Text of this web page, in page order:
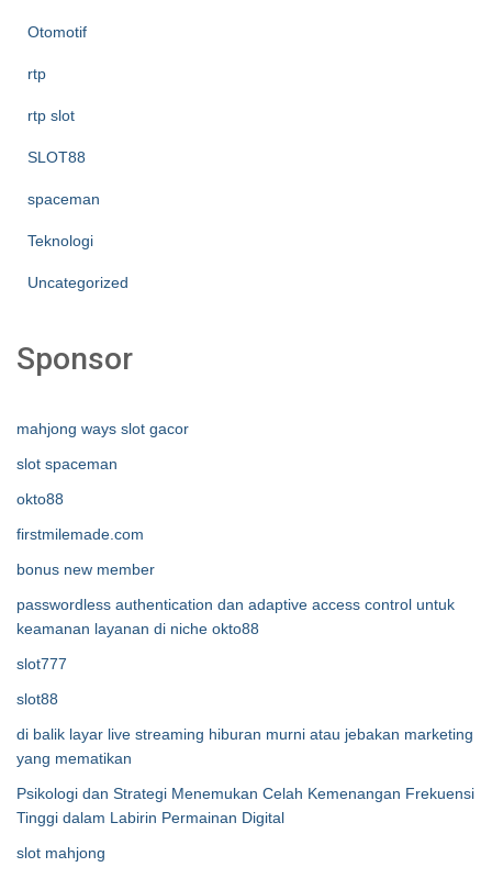
Otomotif
rtp
rtp slot
SLOT88
spaceman
Teknologi
Uncategorized
Sponsor
mahjong ways slot gacor
slot spaceman
okto88
firstmilemade.com
bonus new member
passwordless authentication dan adaptive access control untuk
keamanan layanan di niche okto88
slot777
slot88
di balik layar live streaming hiburan murni atau jebakan marketing
yang mematikan
Psikologi dan Strategi Menemukan Celah Kemenangan Frekuensi
Tinggi dalam Labirin Permainan Digital
slot mahjong